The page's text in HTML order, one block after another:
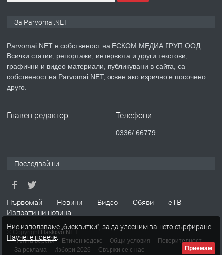
преди 1 година
ПРЕДЛАГА Уроци по Математика
ТЪРСИ Търсим работник
За Parvomai.NET
Parvomai.NET е собственост на ЕСКОМ МЕДИА ГРУП ООД.
Всички статии, репортажи, интервюта и други текстови,
графични и видео материали, публикувани в сайта, са
собственост на Parvomai.NET, освен ако изрично е посочено
друго.
Главен редактор Телефони
0336/ 66779
Последвай ни
Първомай Новини Видео Обяви
еТВ
Изпрати ни новина
© Copyright Haskovo.NET
Пълна версия
Етичен кодекс Общи условия
Поверителност
За реклама
Избори 2026 Свържи се с нас
Ние използваме „бисквитки“, за да улесним вашето сърфиране.
Научете повече.
Приемам